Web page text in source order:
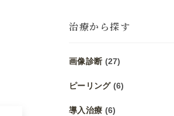
治療から探す
画像診断 (27)
ピーリング(6)
導入治療 (6)